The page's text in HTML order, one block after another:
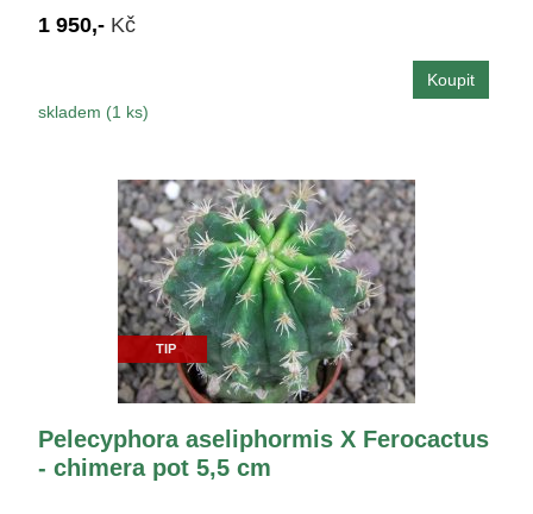
1 950,- Kč
skladem (1 ks)
TIP
Pelecyphora aseliphormis X Ferocactus
- chimera pot 5,5 cm